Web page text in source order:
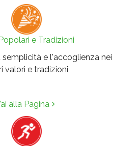
e Tradizioni
semplicità e l'accoglienza nei
valori e tradizioni
alla Pagina